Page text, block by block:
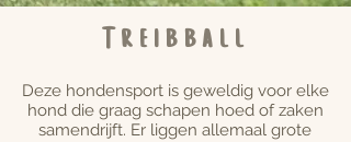
Treibball
Deze hondensport is geweldig voor elke
hond die graag schapen hoed of zaken
samendrijft. Er liggen allemaal grote